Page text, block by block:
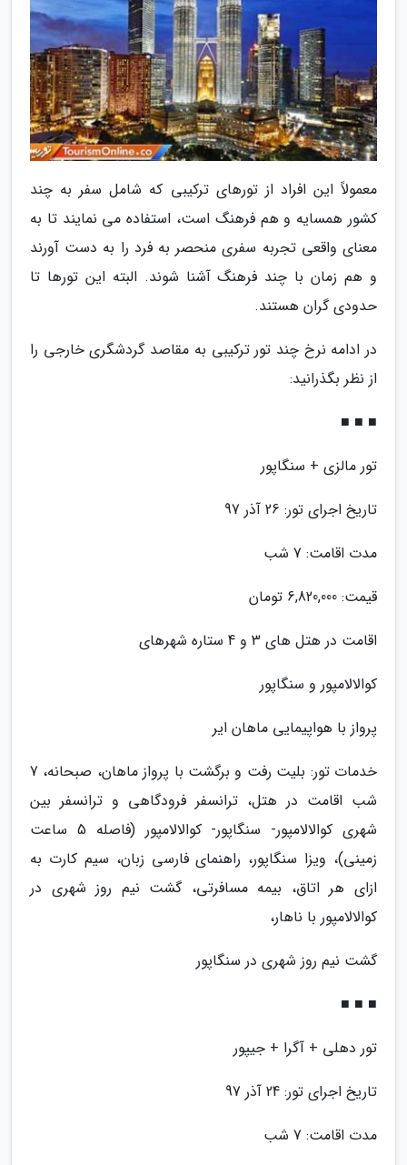
معمولاً این افراد از تورهای ترکیبی که شامل سفر به چند
کشور همسایه و هم فرهنگ است، استفاده می نمایند تا به
معنای واقعی تجربه سفری منحصر به فرد را به دست آورند
و هم زمان با چند فرهنگ آشنا شوند. البته این تورها تا
حدودی گران هستند.
در ادامه نرخ چند تور ترکیبی به مقاصد گردشگری خارجی را
از نظر بگذرانید:
■ ■ ■
تور مالزی + سنگاپور
تاریخ اجرای تور: 26 آذر 97
مدت اقامت: 7 شب
قیمت: 6,820,000 تومان
اقامت در هتل های 3 و 4 ستاره شهرهای
کوالالامپور و سنگاپور
پرواز با هواپیمایی ماهان ایر
خدمات تور: بلیت رفت و برگشت با پرواز ماهان، صبحانه، 7
شب اقامت در هتل، ترانسفر فرودگاهی و ترانسفر بین
شهری کوالالامپور- سنگاپور- کوالالامپور (فاصله 5 ساعت
زمینی)، ویزا سنگاپور، راهنمای فارسی زبان، سیم کارت به
ازای هر اتاق، بیمه مسافرتی، گشت نیم روز شهری در
کوالالامپور با ناهار،
گشت نیم روز شهری در سنگاپور
■ ■ ■
تور دهلی + آگرا + جیپور
تاریخ اجرای تور: 24 آذر 97
مدت اقامت: 7 شب